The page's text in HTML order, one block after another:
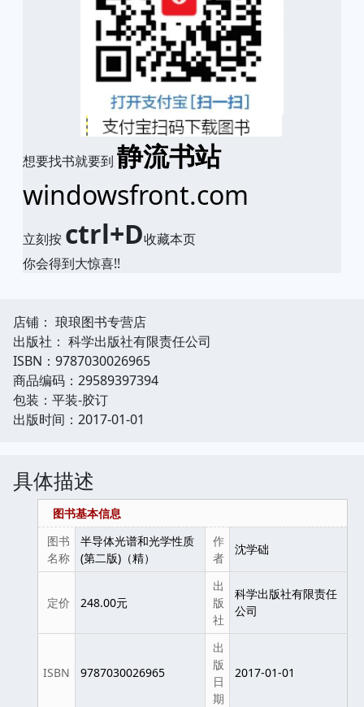
想要找书就要到 静流书站
windowsfront.com
立刻按 ctrl+D收藏本页
你会得到大惊喜!!
店铺： 琅琅图书专营店
出版社： 科学出版社有限责任公司
ISBN：9787030026965
商品编码：29589397394
包装：平装-胶订
出版时间：2017-01-01
具体描述
图书基本信息
图书
名称
半导体光谱和光学性质
(第二版)（精）
作
者
沈学础
定价 248.00元
出
版
社
科学出版社有限责任
公司
ISBN 9787030026965
出
版
日
期
2017-01-01